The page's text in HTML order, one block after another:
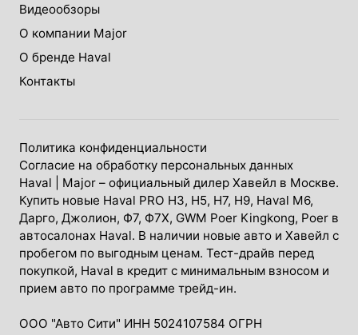
Видеообзоры
О компании Major
О бренде Haval
Контакты
Политика конфиденциальности
Согласие на обработку персональных данных
Haval | Major – официальный дилер Хавейл в Москве.
Купить новые Haval PRO H3, Н5, H7, Н9, Haval М6,
Дарго, Джолион, Ф7, Ф7Х, GWM Poer Kingkong, Poer в
автосалонах Haval. В наличии новые авто и Хавейл с
пробегом по выгодным ценам. Тест-драйв перед
покупкой, Haval в кредит с минимальным взносом и
прием авто по программе трейд-ин.
ООО "Авто Сити" ИНН 5024107584 ОГРН